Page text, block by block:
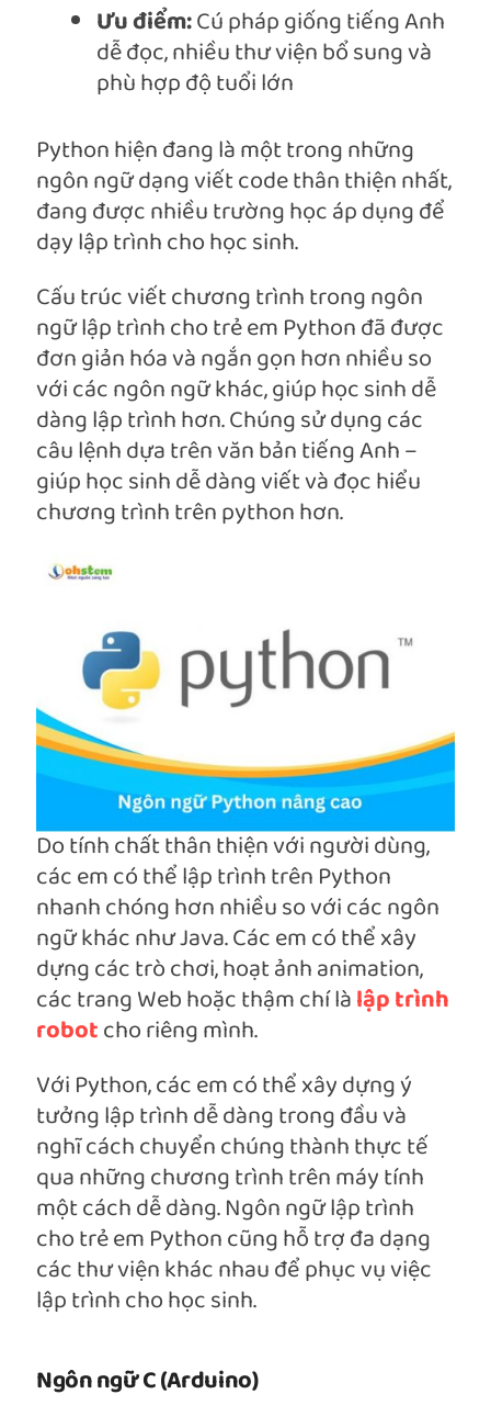
Ưu điểm:Cú pháp giống tiếng Anh
dễ đọc, nhiều thư viện bổ sung và
phù hợp độ tuổi lớn
Python hiện đang là một trong những
ngôn ngữ dạng viết code thân thiện nhất,
đang được nhiều trường học áp dụng để
dạy lập trình cho học sinh.
Cấu trúc viết chương trình trong ngôn
ngữ lập trình cho trẻ em Python đã được
đơn giản hóa và ngắn gọn hơn nhiều so
với các ngôn ngữ khác, giúp học sinh dễ
dàng lập trình hơn. Chúng sử dụng các
câu lệnh dựa trên văn bản tiếng Anh –
giúp học sinh dễ dàng viết và đọc hiểu
chương trình trên python hơn.
Do tính chất thân thiện với người dùng,
các em có thể lập trình trên Python
nhanh chóng hơn nhiều so với các ngôn
ngữ khác như Java. Các em có thể xây
dựng các trò chơi, hoạt ảnh animation,
các trang Web hoặc thậm chí làlập trình
robotcho riêng mình.
Với Python, các em có thể xây dựng ý
tưởng lập trình dễ dàng trong đầu và
nghĩ cách chuyển chúng thành thực tế
qua những chương trình trên máy tính
một cách dễ dàng. Ngôn ngữ lập trình
cho trẻ em Python cũng hỗ trợ đa dạng
các thư viện khác nhau để phục vụ việc
lập trình cho học sinh.
Ngôn ngữ C (Arduino)